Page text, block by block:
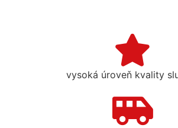
vysoká úroveň kvality